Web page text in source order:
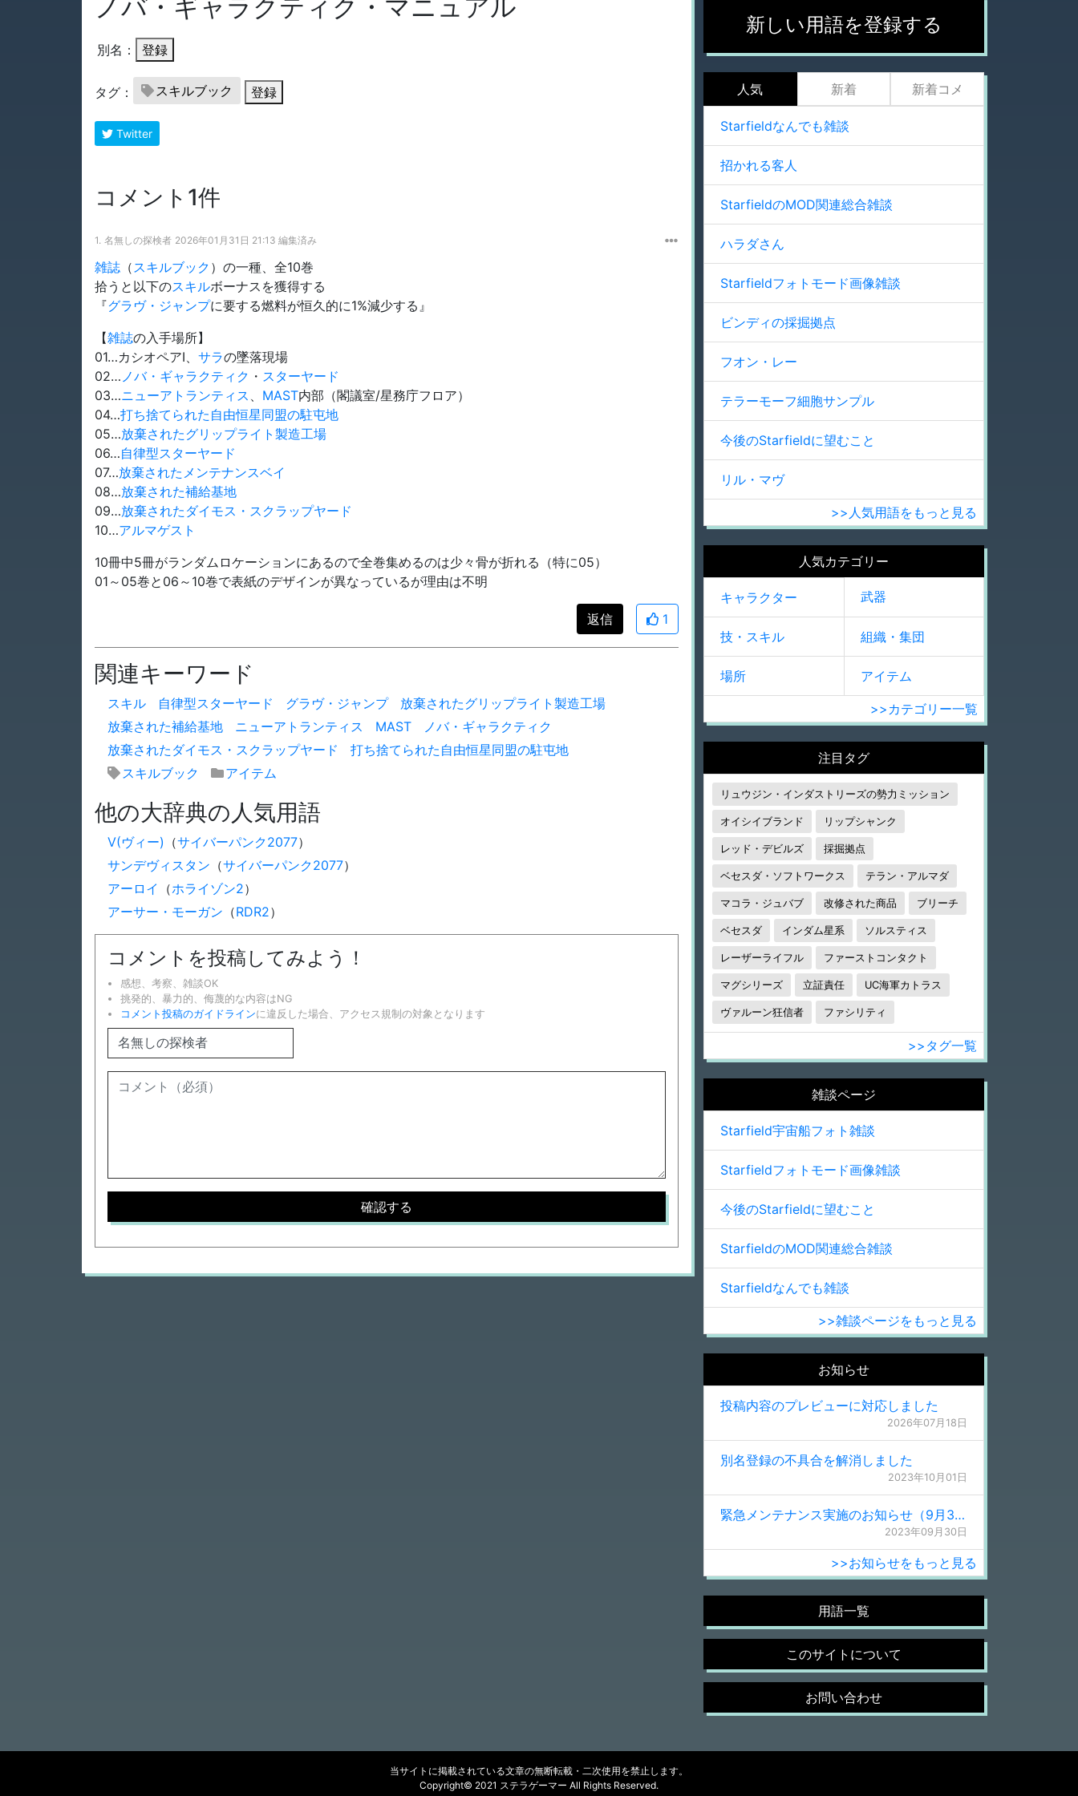
ノバ・ギャラクティク・マニュアル
別名： 登録
タグ： スキルブック 登録
Twitter
コメント1件
1. 名無しの探検者 2026年01月31日 21:13 編集済み
雑誌 （ スキルブック ）の一種、全10巻
拾うと以下のスキルボーナスを獲得する
『グラヴ・ジャンプに要する燃料が恒久的に1%減少する』
【雑誌の入手場所】
01…カシオペアⅠ、 サラの墜落現場
02… ノバ・ギャラクティク ・ スターヤード
03…ニューアトランティス MAST内部（閣議室/星務庁フロア）
04…打ち捨てられた自由恒星同盟の駐屯地
05…放棄されたグリップライト製造工場
06…自律型スターヤード
07…放棄されたメンテナンスベイ
08…放棄された補給基地
09…放棄されたダイモス・スクラップヤード
10…アルマゲスト
10冊中5冊がランダムロケーションにあるので全巻集めるのは少々骨が折れる（特に05）
01～05巻と06～10巻で表紙のデザインが異なっているが理由は不明
返信 1
関連キーワード
スキル 自律型スターヤード グラヴ・ジャンプ
放棄されたグリップライト製造工場
放棄された補給基地
ニューアトランティス MAST
ノバ・ギャラクティク
放棄されたダイモス・スクラップヤード
打ち捨てられた自由恒星同盟の駐屯地
スキルブック
アイテム
他の大辞典の人気用語
V(ヴィー) （サイバーパンク2077）
サンデヴィスタン （サイバーパンク2077）
アーロイ
（ホライゾン2）
アーサー・モーガン （RDR2）
コメントを投稿してみよう！
感想、考察、雑談OK
挑発的、暴力的、侮蔑的な内容はNG
コメント投稿のガイドラインに違反した場合、アクセス規制の対象となります
新しい用語を登録する
人気 新着 新着コメ
Starfieldなんでも雑談
招かれる客人
StarfieldのMOD関連総合雑談
ハラダさん
Starfieldフォトモード画像雑談
ビンディの採掘拠点
フオン・レー
テラーモーフ細胞サンプル
今後のStarfieldに望むこと
リル・マヴ
>>人気用語をもっと見る
人気カテゴリー
キャラクター 武器
技・スキル 組織・集団
場所 アイテム
>>カテゴリー一覧
注目タグ
リュウジン・インダストリーズの勢力ミッション
オイシイブランド リップシャンク
レッド・デビルズ 採掘拠点
ベセスダ・ソフトワークス テラン・アルマダ
マコラ・ジュバブ 改修された商品 ブリーチ
ベセスダ インダム星系 ソルスティス
レーザーライフル ファーストコンタクト
マグシリーズ 立証責任 UC海軍カトラス
ヴァルーン狂信者 ファシリティ
>>タグ一覧
雑談ページ
Starfield宇宙船フォト雑談
Starfieldフォトモード画像雑談
今後のStarfieldに望むこと
StarfieldのMOD関連総合雑談
Starfieldなんでも雑談
>>雑談ページをもっと見る
お知らせ
投稿内容のプレビューに対応しました
2026年07月18日
別名登録の不具合を解消しました
2023年10月01日
緊急メンテナンス実施のお知らせ（9月30日 0:15更新）
2023年09月30日
>>お知らせをもっと見る
用語一覧
このサイトについて
お問い合わせ
当サイトに掲載されている文章の無断転載・二次使用を禁止します。
Copyright© 2021 ステラゲーマー All Rights Reserved.